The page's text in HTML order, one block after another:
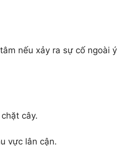
nếu xảy ra sự cố ngoài ý
cây.
vực lân cận.